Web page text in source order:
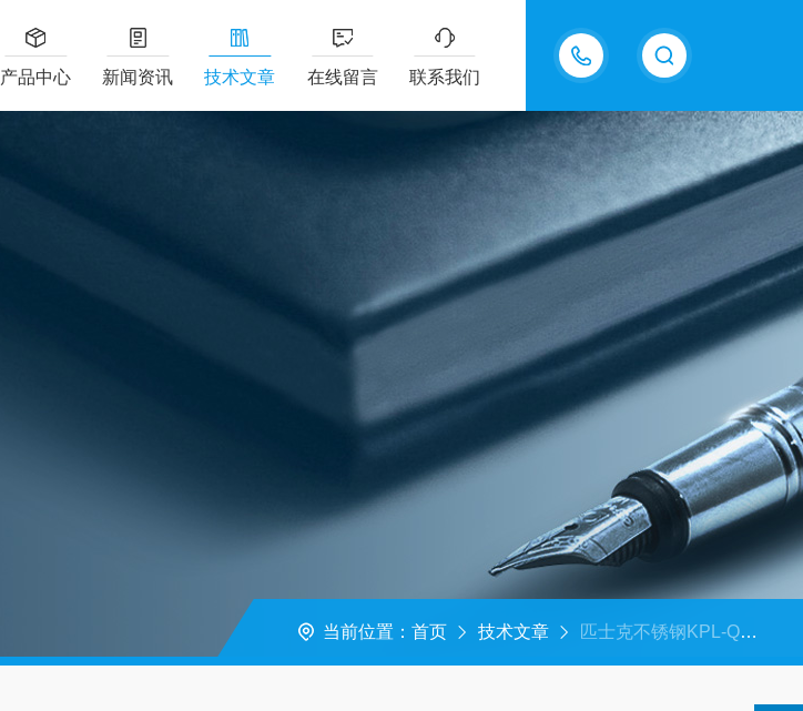
13915577898
产品中心 新闻资讯 技术文章 在线留言 联系我们
当前位置： 首页 技术文章 匹士克不锈钢KPL-Q911阀门 现货数量50 美萨全系列代理